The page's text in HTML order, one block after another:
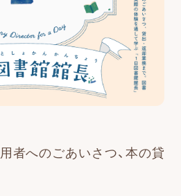
て!
者へのごあいさつ、本の貸